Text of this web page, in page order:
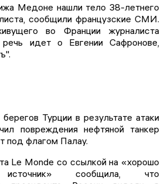
Медоне нашли тело 38-летнего
сообщили французские СМИ.
во Франции журналиста
идет о Евгении Сафронове,
Турции в результате атаки
повреждения нефтяной танкер
под флагом Палау.
Le Monde со ссылкой на «хорошо
источник» сообщила, что